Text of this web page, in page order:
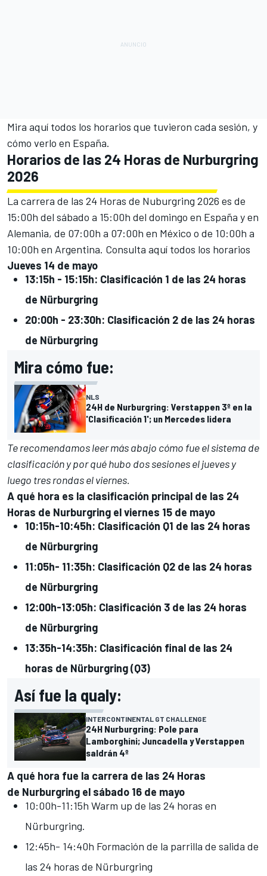
Mira aquí todos los horarios que tuvieron cada sesión, y
cómo verlo en España.
Horarios de las 24 Horas de Nurburgring
2026
La carrera de las 24 Horas de Nuburgring 2026 es de
15:00h del sábado a 15:00h del domingo en España y en
Alemania, de 07:00h a 07:00h en México o de 10:00h a
10:00h en Argentina. Consulta aquí todos los horarios
Jueves 14 de mayo
13:15h - 15:15h: Clasificación 1 de las 24 horas
de Nürburgring
20:00h - 23:30h: Clasificación 2 de las 24 horas
de Nürburgring
Mira cómo fue:
NLS
24H de Nurburgring: Verstappen 3º en la
'Clasificación 1'; un Mercedes lidera
Te recomendamos leer más abajo cómo fue el sistema de
clasificación y por qué hubo dos sesiones el jueves y
luego tres rondas el viernes.
A qué hora es la clasificación principal de las 24
Horas de Nurburgring el viernes 15 de mayo
10:15h-10:45h: Clasificación Q1 de las 24 horas
de Nürburgring
11:05h- 11:35h: Clasificación Q2 de las 24 horas
de Nürburgring
12:00h-13:05h: Clasificación 3 de las 24 horas
de Nürburgring
13:35h-14:35h: Clasificación final de las 24
horas de Nürburgring (Q3)
Así fue la qualy:
INTERCONTINENTAL GT CHALLENGE
24H Nurburgring: Pole para
Lamborghini; Juncadella y Verstappen
saldrán 4º
A qué hora fue la carrera de las 24 Horas
de Nurburgring el sábado 16 de mayo
10:00h-11:15h Warm up de las 24 horas en
Nürburgring.
12:45h- 14:40h Formación de la parrilla de salida de
las 24 horas de Nürburgring